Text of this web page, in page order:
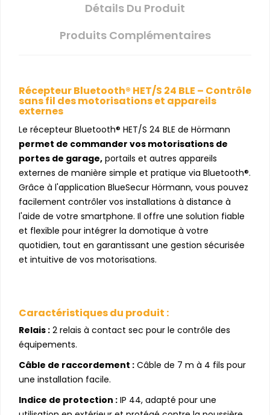
Détails Du Produit
Produits Complémentaires
Récepteur Bluetooth® HET/S 24 BLE – Contrôle
sans fil des motorisations et appareils
externes
Le récepteur Bluetooth® HET/S 24 BLE de Hörmann
permet de commander vos motorisations de
portes de garage, portails et autres appareils
externes de manière simple et pratique via Bluetooth®.
Grâce à l'application BlueSecur Hörmann, vous pouvez
facilement contrôler vos installations à distance à
l'aide de votre smartphone. Il offre une solution fiable
et flexible pour intégrer la domotique à votre
quotidien, tout en garantissant une gestion sécurisée
et intuitive de vos motorisations.
Caractéristiques du produit :
Relais : 2 relais à contact sec pour le contrôle des
équipements.
Câble de raccordement : Câble de 7 m à 4 fils pour
une installation facile.
Indice de protection : IP 44, adapté pour une